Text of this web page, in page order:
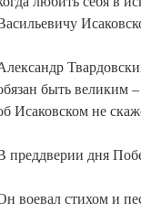
быть великим
Исаковском не
преддверии дня
воевал стихом и